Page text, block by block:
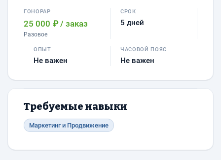
ГОНОРАР
25 000 ₽ / заказ
Разовое
СРОК
5 дней
ОПЫТ
Не важен
ЧАСОВОЙ ПОЯС
Не важен
Требуемые навыки
Маркетинг и Продвижение